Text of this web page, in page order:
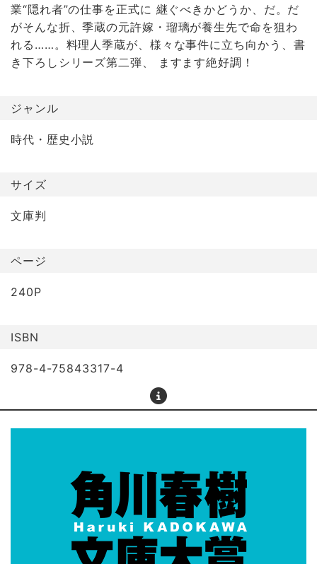
業“隠れ者”の仕事を正式に 継ぐべきかどうか、だ。だ
がそんな折、季蔵の元許嫁・瑠璃が養生先で命を狙わ
れる……。料理人季蔵が、様々な事件に立ち向かう、書
き下ろしシリーズ第二弾、 ますます絶好調！
ジャンル
時代・歴史小説
サイズ
文庫判
ページ
240P
ISBN
978-4-75843317-4